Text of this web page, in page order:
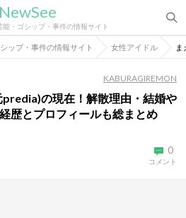
NewSee
・ゴシップ・事件の情報サイト
ップ・事件の情報サイト 女性アイドル ま
KABURAGIREMON
predia)の現在！解散理由・結婚や
歴とプロフィールも総まとめ
0
コメント